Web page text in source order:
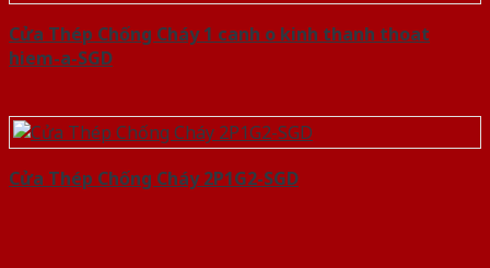
Cửa Thép Chống Cháy 1 canh o kinh thanh thoat
hiem-a-SGD
Cửa Thép Chống Cháy 2P1G2-SGD